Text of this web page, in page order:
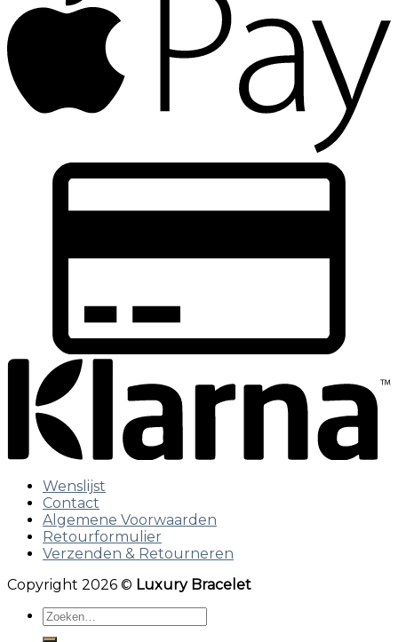
Wenslijst
Contact
Algemene Voorwaarden
Retourformulier
Verzenden & Retourneren
Copyright 2026 © Luxury Bracelet